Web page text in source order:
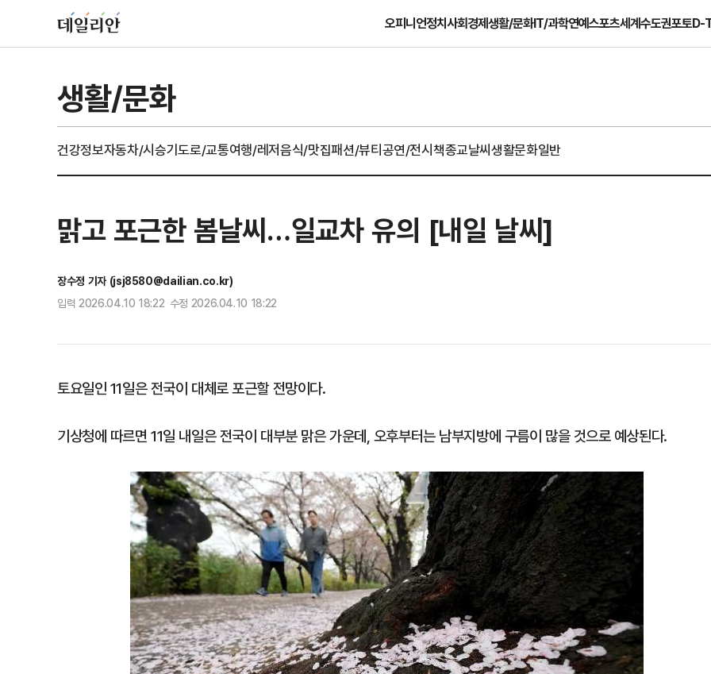
오피니언정치사회경제생활/문화IT/과학연예스포츠세계수도권포토D-
생활/문화
건강정보자동차/시승기도로/교통여행/레저음식/맛집패션/뷰티공연/전시책종교날씨생활문화일반
맑고 포근한 봄날씨…일교차 유의 [내일 날씨]
장수정 기자 (jsj8580@dailian.co.kr)
입력 2026.04.10 18:22 수정 2026.04.10 18:22
토요일인 11일은 전국이 대체로 포근할 전망이다.
기상청에 따르면 11일 내일은 전국이 대부분 맑은 가운데, 오후부터는 남부지방에 구름이 많을 것으로 예상된다.
1
[속보] 종합특검, 대검 정보통
색…심우정 '내란 가담' 관련
2
李대통령, 20대 지지율 하락
나…"청년 보편적 지원 문턱
3
삼전닉스 올인은 금물…“반도
분산 필요”
4
기껏 생수 보냈더니 "화장실
다"...日 누리꾼 발언 ‘역풍’